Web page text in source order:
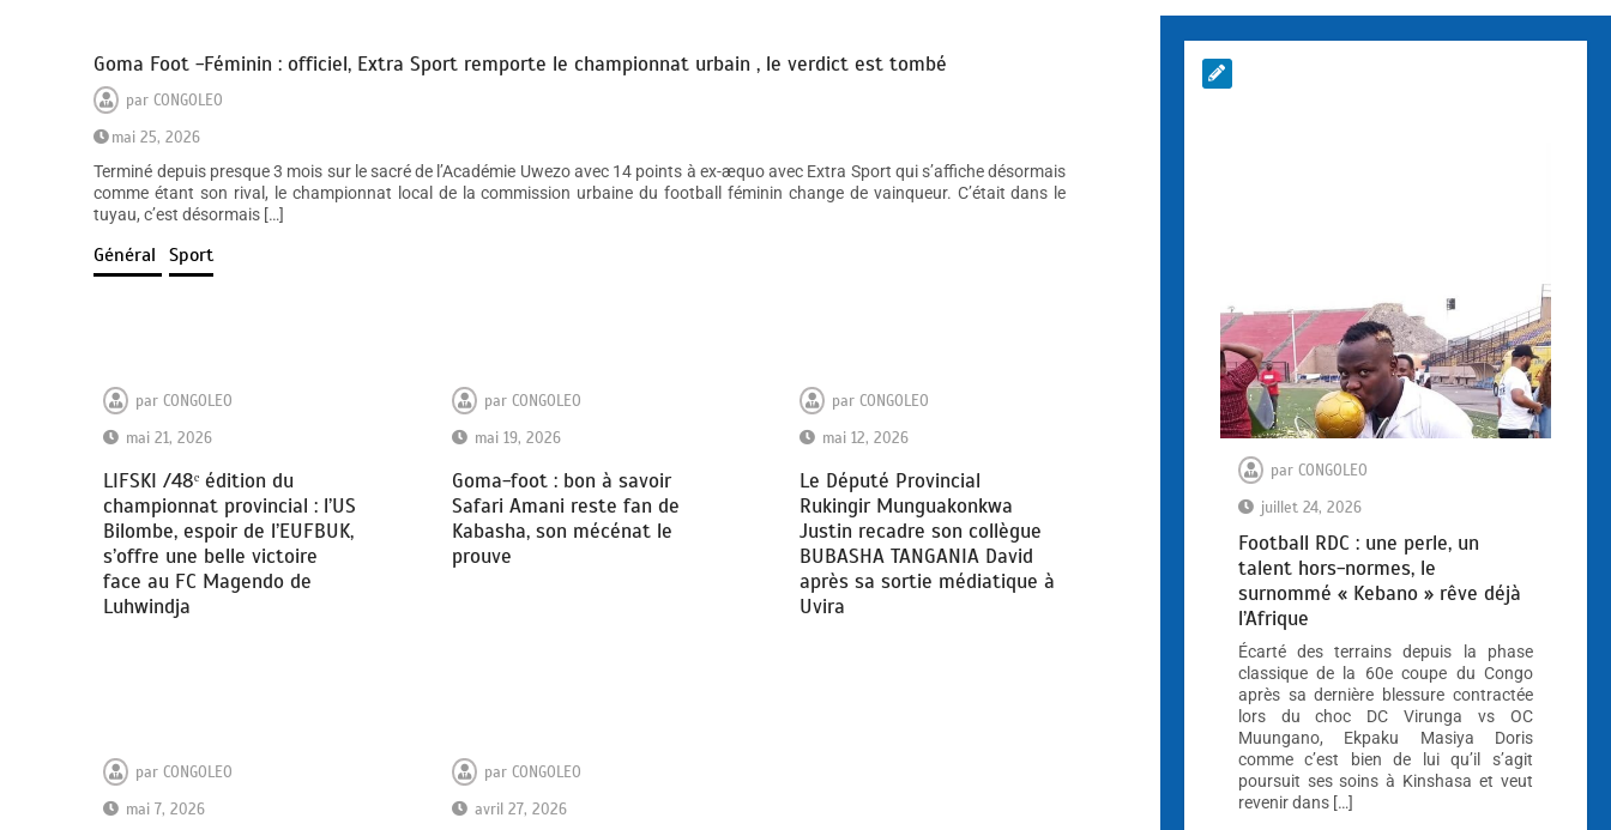
Goma Foot -Féminin : officiel, Extra Sport remporte le championnat urbain , le verdict est tombé
parCONGOLEO
mai 25, 2026
Terminé depuis presque 3 mois sur le sacré de l’Académie Uwezo avec 14 points à ex-æquo avec Extra Sport qui s’affiche désormais
comme étant son rival, le championnat local de la commission urbaine du football féminin change de vainqueur. C’était dans le
tuyau, c’est désormais […]
Général Sport
parCONGOLEO
mai 21, 2026
LIFSKI /48ᵉ édition du
championnat provincial : l’US
Bilombe, espoir de l’EUFBUK,
s’offre une belle victoire
face au FC Magendo de
Luhwindja
par CONGOLEO
mai 19, 2026
Goma-foot : bon à savoir
Safari Amani reste fan de
Kabasha, son mécénat le
prouve
par CONGOLEO
mai 12, 2026
Le Député Provincial
Rukingir Munguakonkwa
Justin recadre son collègue
BUBASHA TANGANIA David
après sa sortie médiatique à
Uvira
parCONGOLEO
mai 7, 2026
par CONGOLEO
avril 27, 2026
par CONGOLEO
juillet 24, 2026
Football RDC : une perle, un
talent hors-normes, le
surnommé « Kebano » rêve déjà
l’Afrique
Écarté des terrains depuis la phase
classique de la 60e coupe du Congo
après sa dernière blessure contractée
lors du choc DC Virunga vs OC
Muungano, Ekpaku Masiya Doris
comme c’est bien de lui qu’il s’agit
poursuit ses soins à Kinshasa et veut
revenir dans […]